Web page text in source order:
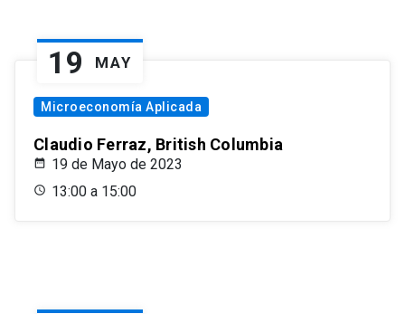
19 MAY
Microeconomía Aplicada
Claudio Ferraz, British Columbia
19 de Mayo de 2023
13:00 a 15:00